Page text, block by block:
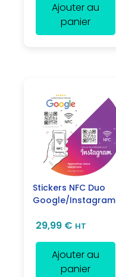
Ajouter au
panier
Stickers NFC Duo
Google/Instagram
29,99 € HT
Ajouter au
panier